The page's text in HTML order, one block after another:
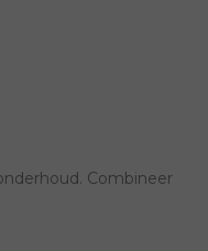
Combineer